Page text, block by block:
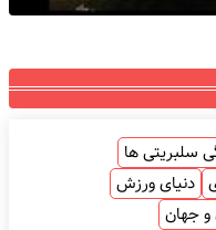
سلبریتی ها
دنیای ورزش
و جهان